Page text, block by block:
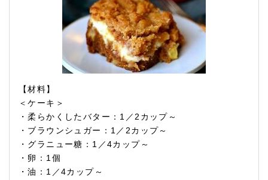
【材料】
＜ケーキ＞
・柔らかくしたバター：1／2カップ～
・ブラウンシュガー：1／2カップ～
・グラニュー糖：1／4カップ～
・卵：1個
・油：1／4カップ～